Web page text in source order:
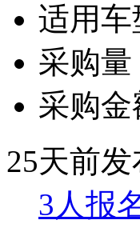
适用车
采购量
采购金
25天前发
3人报